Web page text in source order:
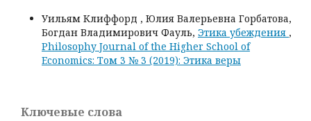
Уильям Клиффорд , Юлия Валерьевна Горбатова,
Богдан Владимирович Фауль, Этика убеждения ,
Philosophy Journal of the Higher School of
Economics: Том 3 № 3 (2019): Этика веры
Ключевые слова